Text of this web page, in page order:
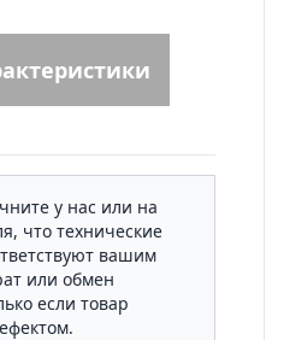
у нас или на
что технические
вашим
или обмен
если товар